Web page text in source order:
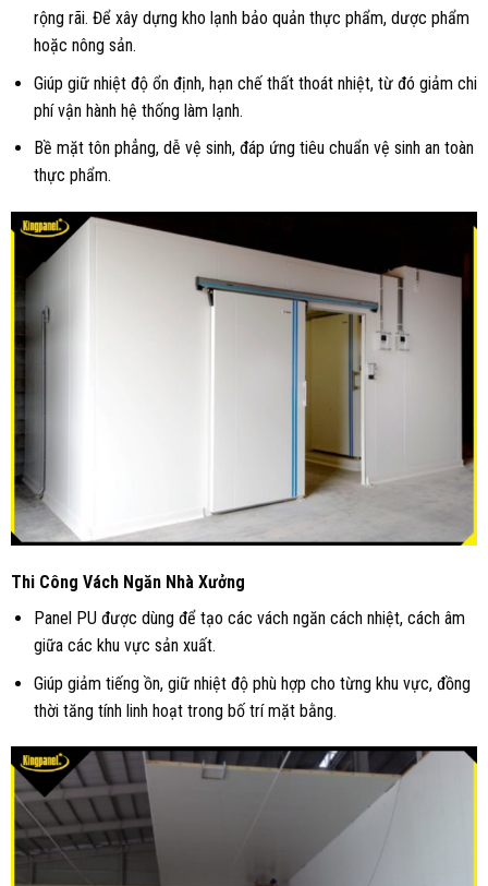
rộng rãi. Để xây dựng kho lạnh bảo quản thực phẩm, dược phẩm
hoặc nông sản.
Giúp giữ nhiệt độ ổn định, hạn chế thất thoát nhiệt, từ đó giảm chi
phí vận hành hệ thống làm lạnh.
Bề mặt tôn phẳng, dễ vệ sinh, đáp ứng tiêu chuẩn vệ sinh an toàn
thực phẩm.
Thi Công Vách Ngăn Nhà Xưởng
Panel PU được dùng để tạo các vách ngăn cách nhiệt, cách âm
giữa các khu vực sản xuất.
Giúp giảm tiếng ồn, giữ nhiệt độ phù hợp cho từng khu vực, đồng
thời tăng tính linh hoạt trong bố trí mặt bằng.